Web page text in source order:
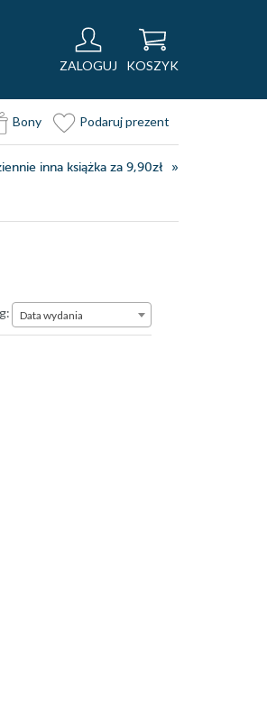
ZALOGUJ KOSZYK
Bony Podaruj prezent
inna książka za 9,90zł
Data wydania
Data wydania